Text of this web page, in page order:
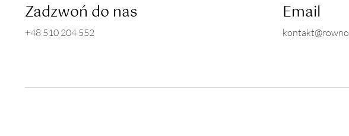
Zadzwoń do nas
+48 510 204 552
Email